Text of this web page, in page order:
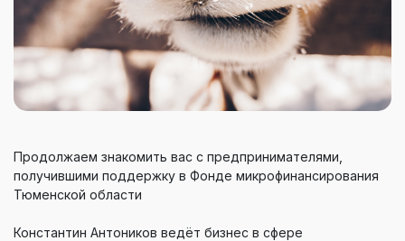
Продолжаем знакомить вас с предпринимателями,
получившими поддержку в Фонде микрофинансирования
Тюменской области
Константин Антоников ведёт бизнес в сфере